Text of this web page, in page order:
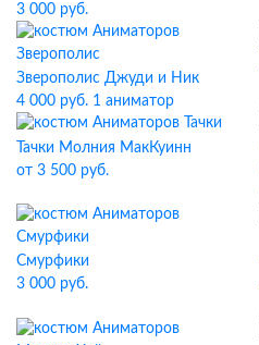
3 000 руб.
Зверополис Джуди и Ник
4 000 руб. 1 аниматор
Тачки Молния МакКуинн
от 3 500 руб.
Смурфики
3 000 руб.